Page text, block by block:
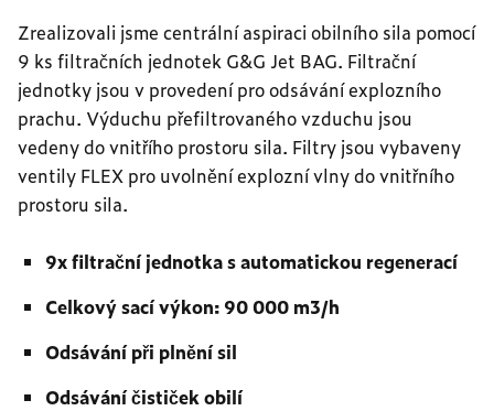
Zrealizovali jsme centrální aspiraci obilního sila pomocí
9 ks filtračních jednotek G&G Jet BAG. Filtrační
jednotky jsou v provedení pro odsávání explozního
prachu. Výduchu přefiltrovaného vzduchu jsou
vedeny do vnitřího prostoru sila. Filtry jsou vybaveny
ventily FLEX pro uvolnění explozní vlny do vnitřního
prostoru sila.
9x filtrační jednotka s automatickou regenerací
Celkový sací výkon: 90 000 m3/h
Odsávání při plnění sil
Odsávání čističek obilí